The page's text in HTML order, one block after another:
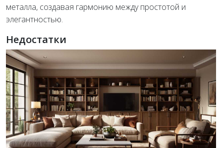
металла, создавая гармонию между простотой и
элегантностью.
Недостатки